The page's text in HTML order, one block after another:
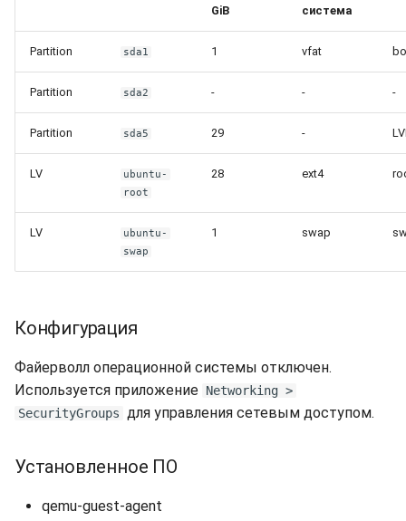
GiB
система
Partition sda1 1 vfat
Partition sda2 - - -
Partition sda5 29 -
LV
ubuntu-
root
28 ext4
LV
ubuntu-
swap
1 swap
Конфигурация
Файерволл операционной системы отключен.
Используется приложение Networking >
SecurityGroups для управления сетевым доступом.
Установленное ПО
qemu-guest-agent